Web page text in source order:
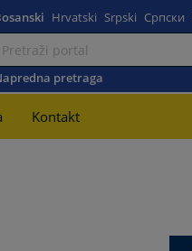
Hrvatski Srpski Српски
pretraga
Kontakt